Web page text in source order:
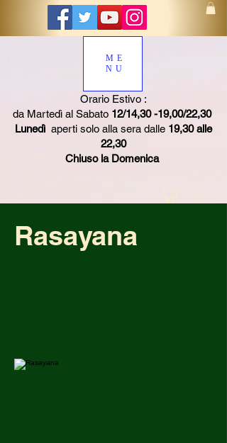
ME
NU
Orario Estivo :
da Martedì al Sabato 12/14,30 -19,00/22,30
Lunedì aperti solo alla sera dalle 19,30 alle
22,30
Chiuso la Domenica
Rasayana